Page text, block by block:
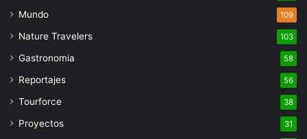
Mundo 109
Nature Travelers 103
Gastronomia 58
Reportajes 56
Tourforce 38
Proyectos 31